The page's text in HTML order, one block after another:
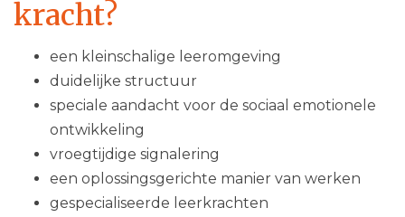
kracht?
een kleinschalige leeromgeving
duidelijke structuur
speciale aandacht voor de sociaal emotionele
ontwikkeling
vroegtijdige signalering
een oplossingsgerichte manier van werken
gespecialiseerde leerkrachten